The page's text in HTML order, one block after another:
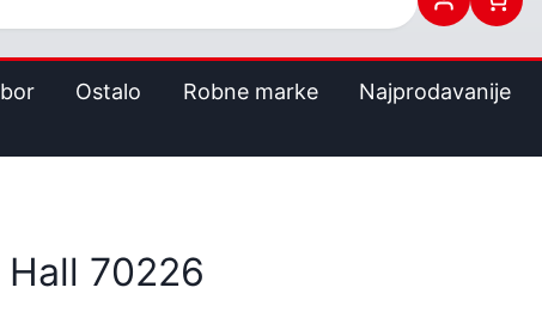
Ostalo Robne marke
Najprodavanije
70226